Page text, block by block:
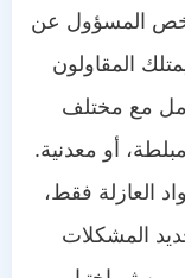
المسؤول عن
المقاولون
مع مختلف
أو معدنية.
العازلة فقط،
المشكلات